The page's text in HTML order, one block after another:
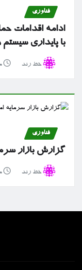
فناوری
ادامه اقدامات
با پایداری سیستم
خط رند
فناوری
گزارش بازار سرمایه
خط رند